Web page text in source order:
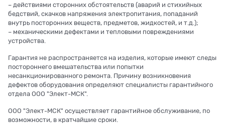
– действиями сторонних обстоятельств (аварий и стихийных
бедствий, скачков напряжения электропитания, попаданий
внутрь посторонних веществ, предметов, жидкостей, и т.д.);
– механическими дефектами и тепловыми повреждениями
устройства.
Гарантия не распространяется на изделия, которые имеют следы
постороннего вмешательства или попытки
несанкционированного ремонта. Причину возникновения
дефектов оборудования определяют специалисты гарантийного
отдела ООО "Элект-МСК".
ООО "Элект-МСК" осуществляет гарантийное обслуживание, по
возможности, в кратчайшие сроки.